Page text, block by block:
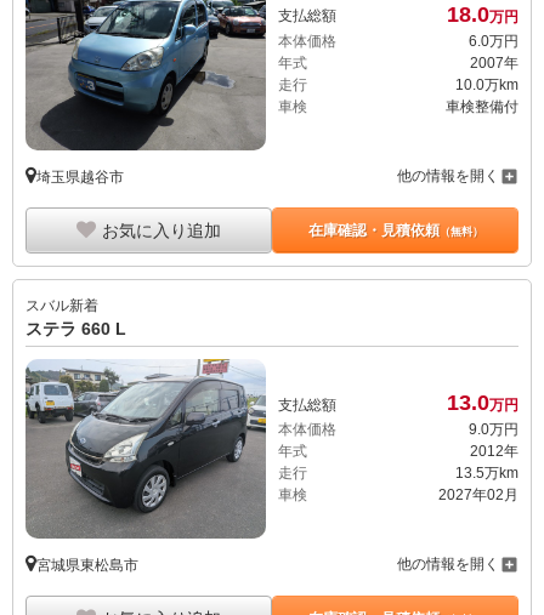
支払総額 18.0万円
本体価格
6. 0万円
年式
2007年
走行
10.0万km
車検
車検整備付
埼玉県越谷市 他の情報を開く
お気に入り追加 在庫確認・見積依頼（無料）
スバル新着
ステラ 660 L
支払総額 13.0万円
本体価格
9.0万円
年式
2012年
走行
13.5万km
車検
2027年02月
宮城県東松島市 他の情報を開く